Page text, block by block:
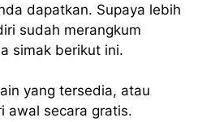
dapatkan. Supaya lebih
sudah merangkum
simak berikut ini.
yang tersedia, atau
awal secara gratis.